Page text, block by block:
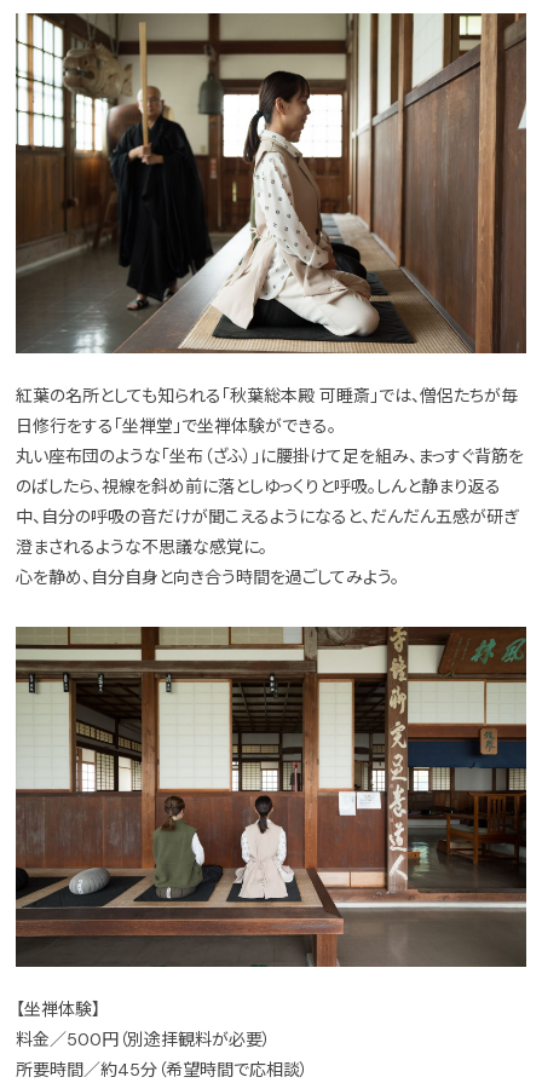
紅葉の名所としても知られる「秋葉総本殿 可睡斎」では、僧侶たちが毎
日修行をする「坐禅堂」で坐禅体験ができる。
丸い座布団のような「坐布（ざふ）」に腰掛けて足を組み、まっすぐ背筋を
のばしたら、視線を斜め前に落としゆっくりと呼吸。しんと静まり返る
中、自分の呼吸の音だけが聞こえるようになると、だんだん五感が研ぎ
澄まされるような不思議な感覚に。
心を静め、自分自身と向き合う時間を過ごしてみよう。
【坐禅体験】
料金／500円（別途拝観料が必要）
所要時間／約45分（希望時間で応相談）